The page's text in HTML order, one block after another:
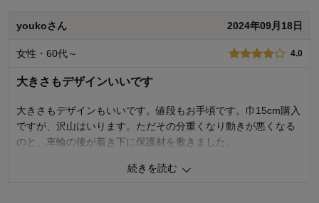
使用感・使いやすさ
使用場所：
その他
購入のきっかけ： 買い足し
youkoさん 2024年09月18日
女性・60代～ 4.0
大きさもデザインいいです
大きさもデザインもいいです。値段もお手頃です。巾15cm購入
ですが、沢山はいります。ただその分重くなり動きが悪くなる
のと、車輪の後が着き下に保護材を敷きました。
続きを読む